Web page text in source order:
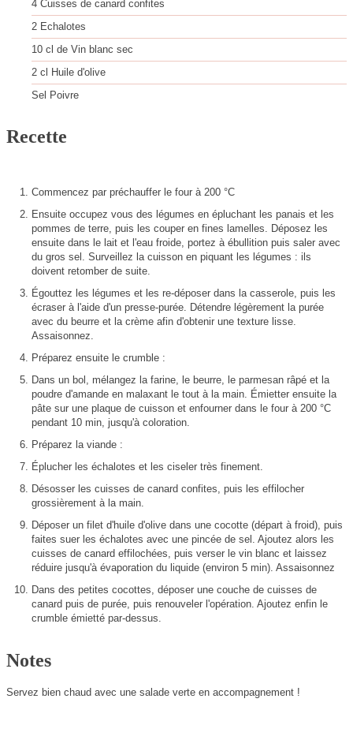
4 Cuisses de canard confites
2 Echalotes
10 cl de Vin blanc sec
2 cl Huile d'olive
Sel Poivre
Recette
Commencez par préchauffer le four à 200 °C
Ensuite occupez vous des légumes en épluchant les panais et les
pommes de terre, puis les couper en fines lamelles. Déposez les
ensuite dans le lait et l'eau froide, portez à ébullition puis saler avec
du gros sel. Surveillez la cuisson en piquant les légumes : ils
doivent retomber de suite.
Égouttez les légumes et les re-déposer dans la casserole, puis les
écraser à l'aide d'un presse-purée. Détendre légèrement la purée
avec du beurre et la crème afin d'obtenir une texture lisse.
Assaisonnez.
Préparez ensuite le crumble :
Dans un bol, mélangez la farine, le beurre, le parmesan râpé et la
poudre d'amande en malaxant le tout à la main. Émietter ensuite la
pâte sur une plaque de cuisson et enfourner dans le four à 200 °C
pendant 10 min, jusqu'à coloration.
Préparez la viande :
Éplucher les échalotes et les ciseler très finement.
Désosser les cuisses de canard confites, puis les effilocher
grossièrement à la main.
Déposer un filet d'huile d'olive dans une cocotte (départ à froid), puis
faites suer les échalotes avec une pincée de sel. Ajoutez alors les
cuisses de canard effilochées, puis verser le vin blanc et laissez
réduire jusqu'à évaporation du liquide (environ 5 min). Assaisonnez
Dans des petites cocottes, déposer une couche de cuisses de
canard puis de purée, puis renouveler l'opération. Ajoutez enfin le
crumble émietté par-dessus.
Notes
Servez bien chaud avec une salade verte en accompagnement !